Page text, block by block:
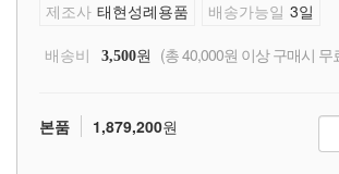
제조사 태현성례용품 배송가능일 3일
배송비
3,500원 (총 40,000원 이상 구매시 무
본품 1,879,200원